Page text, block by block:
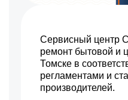
Сервисный центр
ремонт бытовой и
Томске в
регламентами и
производителей.